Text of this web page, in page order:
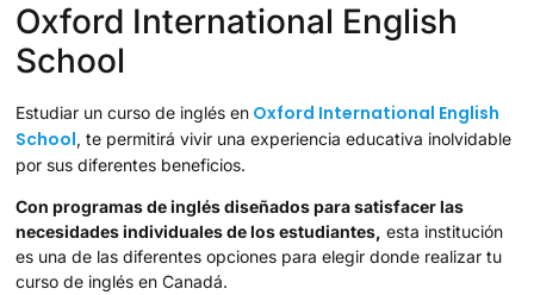
Oxford International English
School
Estudiar un curso de inglés en Oxford International English
School, te permitirá vivir una experiencia educativa inolvidable
por sus diferentes beneficios.
Con programas de inglés diseñados para satisfacer las
necesidades individuales de los estudiantes, esta institución
es una de las diferentes opciones para elegir donde realizar tu
curso de inglés en Canadá.